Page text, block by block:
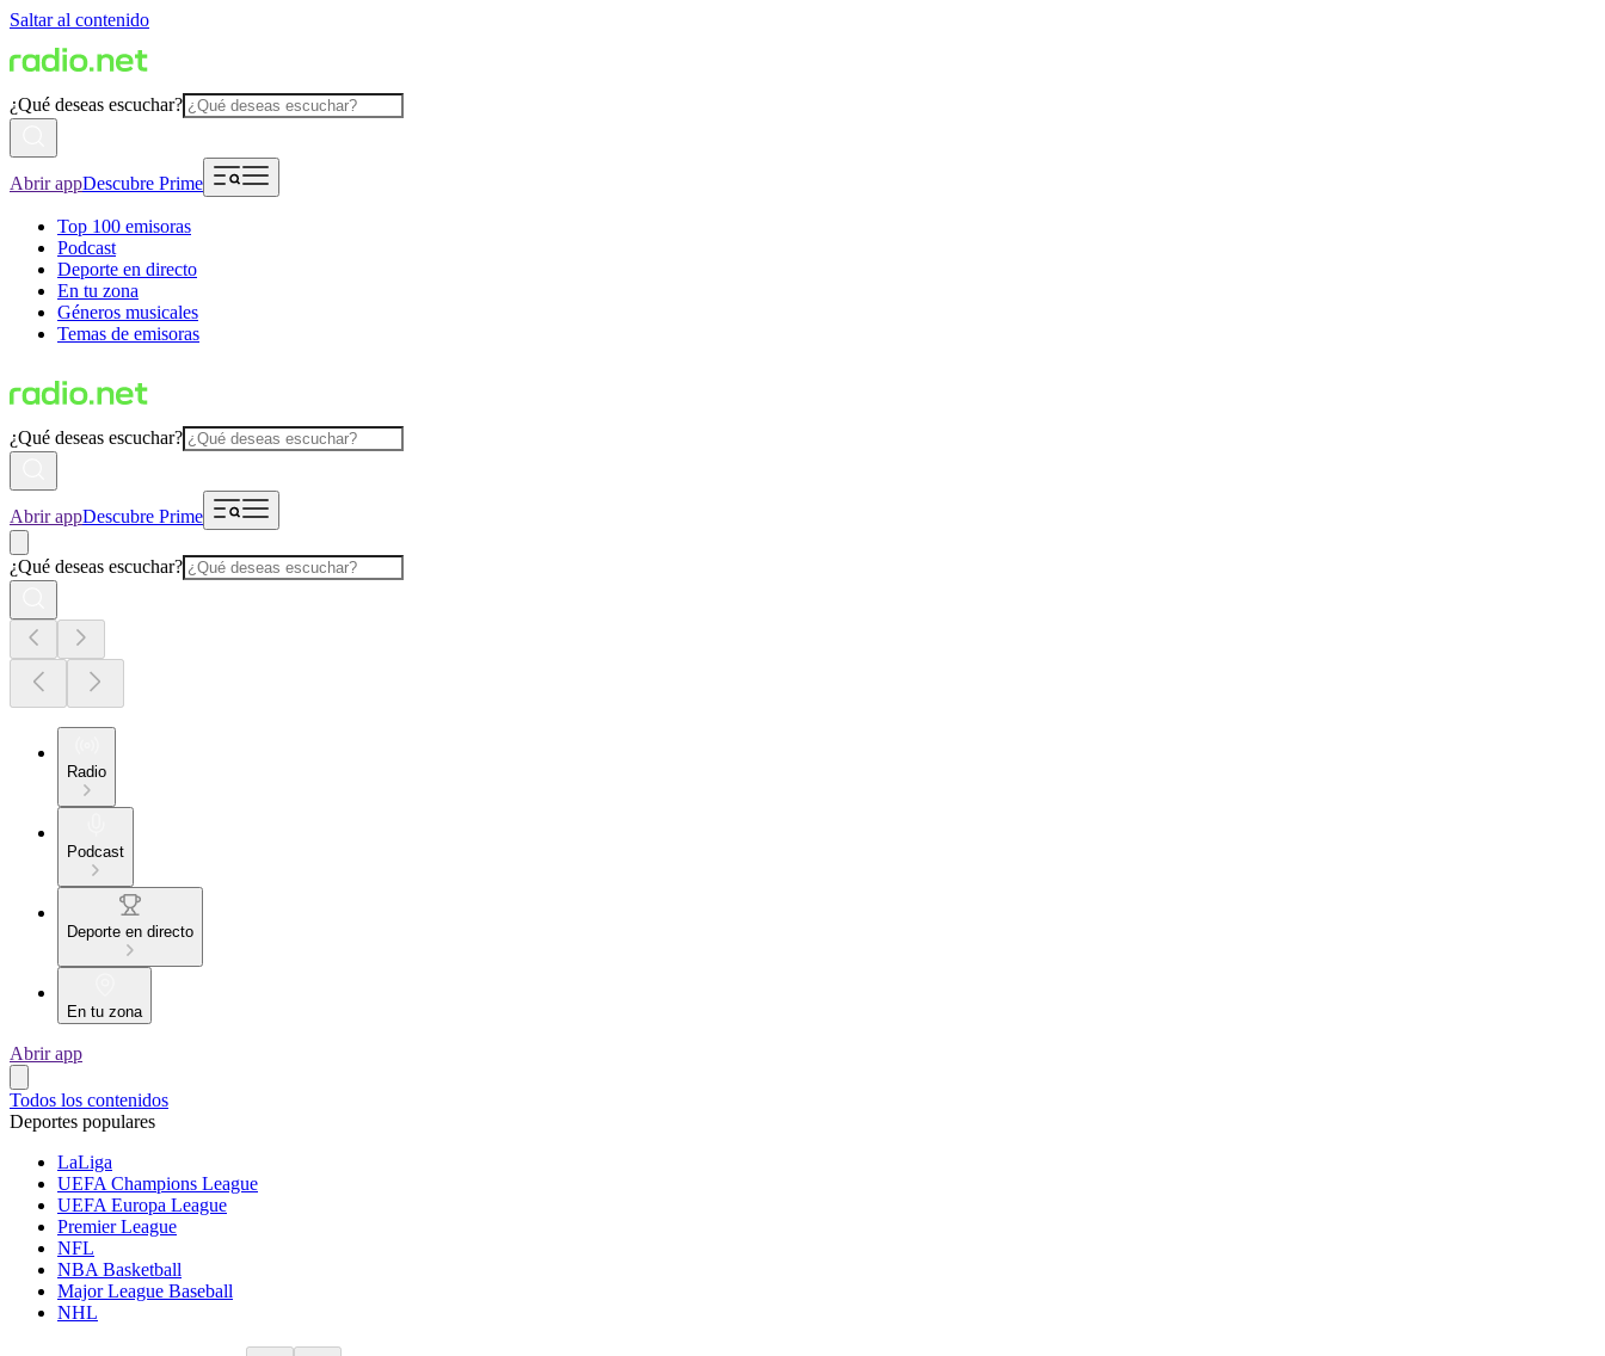
Saltar al contenido
¿Qué deseas escuchar?
Abrir appDescubre Prime
Top 100 emisoras
Podcast
Deporte en directo
En tu zona
Géneros musicales
Temas de emisoras
¿Qué deseas escuchar?
Abrir appDescubre Prime
¿Qué deseas escuchar?
Radio
Podcast
Deporte en directo
En tu zona
Abrir app
Todos los contenidos
Deportes populares
LaLiga
UEFA Champions League
UEFA Europa League
Premier League
NFL
NBA Basketball
Major League Baseball
NHL